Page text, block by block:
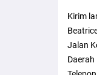
Kirim
Jalan